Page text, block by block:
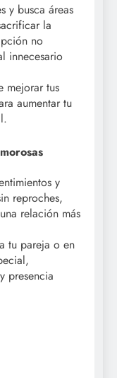
y busca áreas
la
no
innecesario
mejorar tus
aumentar tu
y
reproches,
relación más
tu pareja o en
presencia